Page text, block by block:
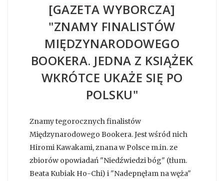
[GAZETA WYBORCZA]
"ZNAMY FINALISTÓW
MIĘDZYNARODOWEGO
BOOKERA. JEDNA Z KSIĄŻEK
WKRÓTCE UKAŻE SIĘ PO
POLSKU"
Znamy tegorocznych finalistów
Międzynarodowego Bookera. Jest wśród nich
Hiromi Kawakami, znana w Polsce m.in. ze
zbiorów opowiadań "Niedźwiedzi bóg" (tłum.
Beata Kubiak Ho-Chi) i "Nadepnęłam na węża"